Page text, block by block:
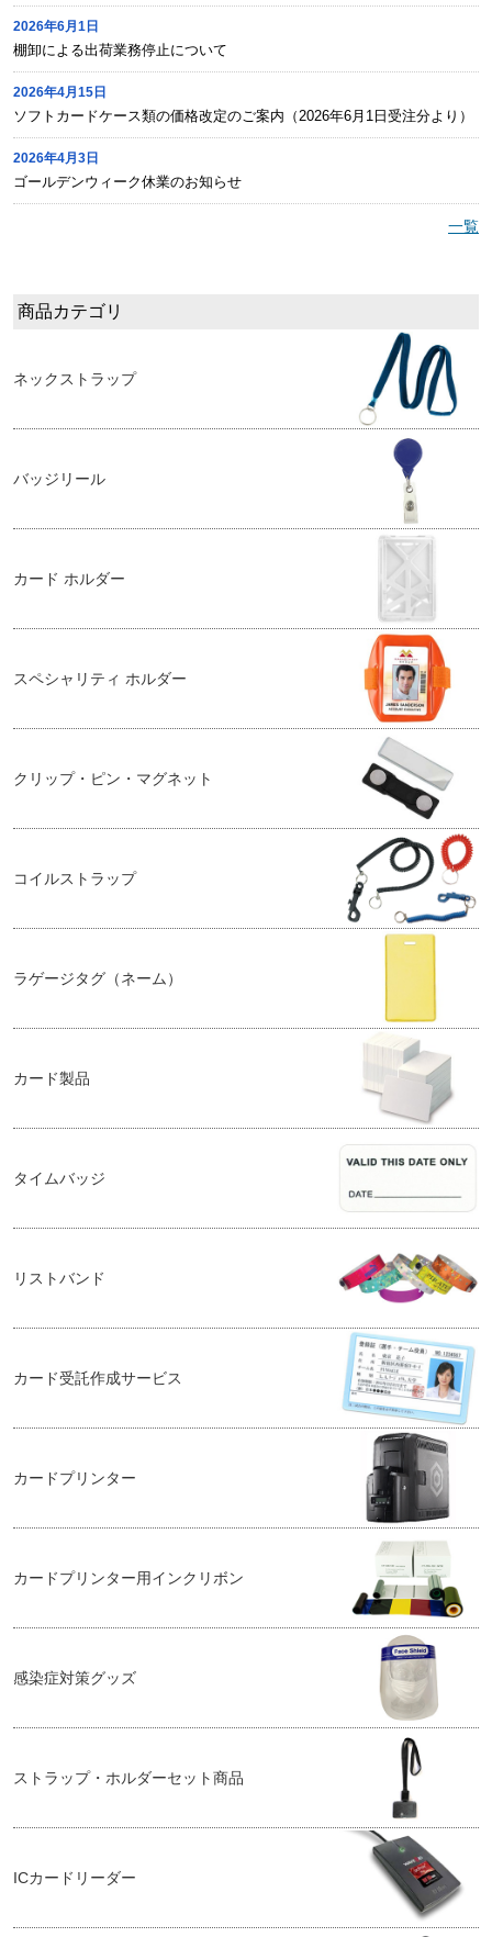
2026年6月1日
棚卸による出荷業務停止について
2026年4月15日
ソフトカードケース類の価格改定のご案内（2026年6月1日受注分より）
2026年4月3日
ゴールデンウィーク休業のお知らせ
一覧
商品カテゴリ
ネックストラップ
バッジリール
カード ホルダー
スペシャリティ ホルダー
クリップ・ピン・マグネット
コイルストラップ
ラゲージタグ（ネーム）
カード製品
タイムバッジ
リストバンド
カード受託作成サービス
カードプリンター
カードプリンター用インクリボン
感染症対策グッズ
ストラップ・ホルダーセット商品
ICカードリーダー